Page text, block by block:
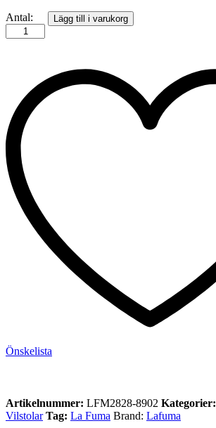
LAFUMA
Pool
fotpall
quantity
Antal: Lägg till i varukorg
Önskelista
Artikelnummer: LFM2828-8902 Kategorier:
Vilstolar Tag: La Fuma Brand: Lafuma